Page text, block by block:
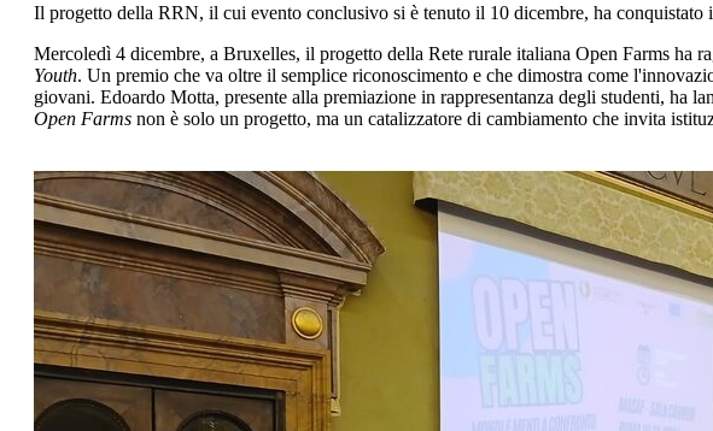
Il progetto della RRN, il cui evento conclusivo si è tenuto il 10 dicembre, ha
Mercoledì 4 dicembre, a Bruxelles, il progetto della Rete rurale italiana Open Farms ha
Youth. Un premio che va oltre il semplice riconoscimento e che dimostra come
giovani. Edoardo Motta, presente alla premiazione in rappresentanza degli studenti,
Open Farms non è solo un progetto, ma un catalizzatore di cambiamento che invita